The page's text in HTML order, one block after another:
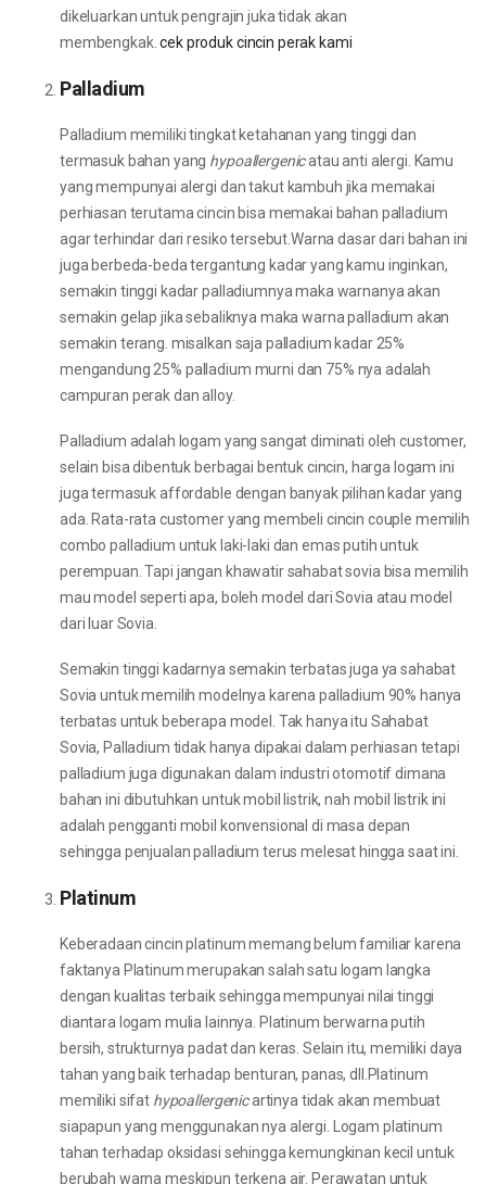
dikeluarkan untuk pengrajin juka tidak akan
membengkak. cek produk cincin perak kami
Palladium
Palladium memiliki tingkat ketahanan yang tinggi dan
termasuk bahan yang hypoallergenicatau anti alergi. Kamu
yang mempunyai alergi dan takut kambuh jika memakai
perhiasan terutama cincin bisa memakai bahan palladium
agar terhindar dari resiko tersebut.Warna dasar dari bahan ini
juga berbeda-beda tergantung kadar yang kamu inginkan,
semakin tinggi kadar palladiumnya maka warnanya akan
semakin gelap jika sebaliknya maka warna palladium akan
semakin terang. misalkan saja palladium kadar 25%
mengandung 25% palladium murni dan 75% nya adalah
campuran perak dan alloy.
Palladium adalah logam yang sangat diminati oleh customer,
selain bisa dibentuk berbagai bentuk cincin, harga logam ini
juga termasuk affordable dengan banyak pilihan kadar yang
ada. Rata-rata customer yang membeli cincin couple memilih
combo palladium untuk laki-laki dan emas putih untuk
perempuan. Tapi jangan khawatir sahabat sovia bisa memilih
mau model seperti apa, boleh model dari Sovia atau model
dari luar Sovia.
Semakin tinggi kadarnya semakin terbatas juga ya sahabat
Sovia untuk memilih modelnya karena palladium 90% hanya
terbatas untuk beberapa model. Tak hanya itu Sahabat
Sovia, Palladium tidak hanya dipakai dalam perhiasan tetapi
palladium juga digunakan dalam industri otomotif dimana
bahan ini dibutuhkan untuk mobil listrik, nah mobil listrik ini
adalah pengganti mobil konvensional di masa depan
sehingga penjualan palladium terus melesat hingga saat ini.
Platinum
Keberadaan cincin platinum memang belum familiar karena
faktanya Platinum merupakan salah satu logam langka
dengan kualitas terbaik sehingga mempunyai nilai tinggi
diantara logam mulia lainnya. Platinum berwarna putih
bersih, strukturnya padat dan keras. Selain itu, memiliki daya
tahan yang baik terhadap benturan, panas, dll.Platinum
memiliki sifat hypoallergenicartinya tidak akan membuat
siapapun yang menggunakan nya alergi. Logam platinum
tahan terhadap oksidasi sehingga kemungkinan kecil untuk
berubah warna meskipun terkena air. Perawatan untuk